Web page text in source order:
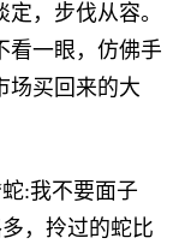
，步伐从容。
看一眼，仿佛手
场买回来的大
:我不要面子
，拎过的蛇比